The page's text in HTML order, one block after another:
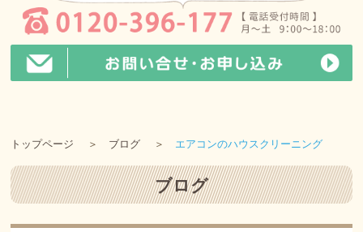
トップページ ブログ エアコンのハウスクリーニング
ブログ